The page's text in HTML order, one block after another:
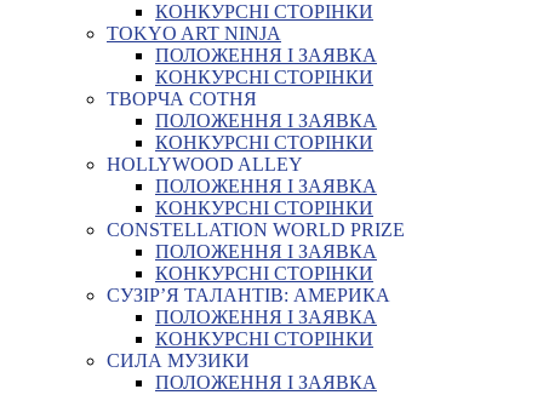
КОНКУРСНІ СТОРІНКИ
TOKYO ART NINJA
ПОЛОЖЕННЯ І ЗАЯВКА
КОНКУРСНІ СТОРІНКИ
ТВОРЧА СОТНЯ
ПОЛОЖЕННЯ І ЗАЯВКА
КОНКУРСНІ СТОРІНКИ
HOLLYWOOD ALLEY
ПОЛОЖЕННЯ І ЗАЯВКА
КОНКУРСНІ СТОРІНКИ
CONSTELLATION WORLD PRIZE
ПОЛОЖЕННЯ І ЗАЯВКА
КОНКУРСНІ СТОРІНКИ
СУЗІР’Я ТАЛАНТІВ: АМЕРИКА
ПОЛОЖЕННЯ І ЗАЯВКА
КОНКУРСНІ СТОРІНКИ
СИЛА МУЗИКИ
ПОЛОЖЕННЯ І ЗАЯВКА